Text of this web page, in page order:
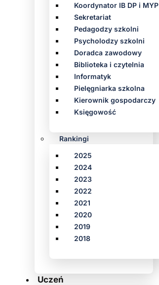
Koordynator IB DP i MYP
Sekretariat
Pedagodzy szkolni
Psycholodzy szkolni
Doradca zawodowy
Biblioteka i czytelnia
Informatyk
Pielęgniarka szkolna
Kierownik gospodarczy
Księgowość
Rankingi
2025
2024
2023
2022
2021
2020
2019
2018
Uczeń